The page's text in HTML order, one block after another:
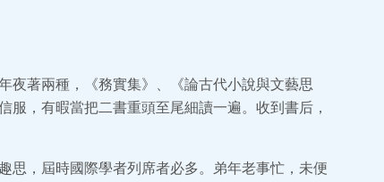
夜著兩種，《務實集》、《論古代小說與文藝思
，有暇當把二書重頭至尾細讀一遍。收到書后，
思，屆時國際學者列席者必多。弟年老事忙，未便